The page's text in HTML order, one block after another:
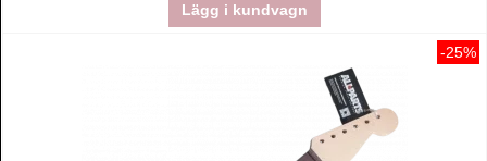
Lägg i kundvagn
-25%